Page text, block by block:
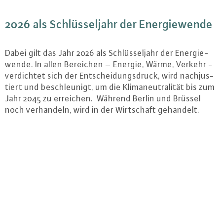
2026 als Schlüs­sel­jahr der En­er­gie­wen­de
Dabei gilt das Jahr 2026 als Schlüs­sel­jahr der En­er­gie­
wen­de. In allen Bereichen – Energie, Wärme, Verkehr -
ver­dich­tet sich der Ent­schei­dungs­druck, wird nach­jus­
tiert und be­schleu­nigt, um die Kli­ma­neu­tra­li­tät bis zum
Jahr 2045 zu erreichen. Während Berlin und Brüssel
noch ver­han­deln, wird in der Wirt­schaft gehandelt.